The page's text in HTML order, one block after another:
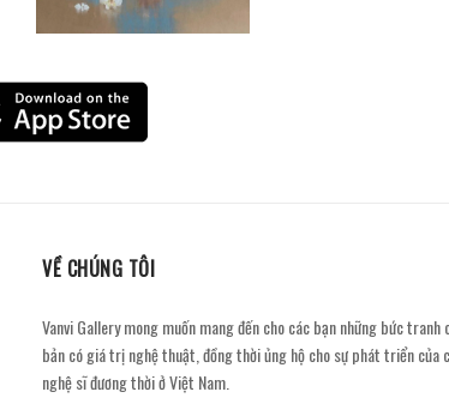
VỀ CHÚNG TÔI
Vanvi Gallery mong muốn mang đến cho các bạn những bức tranh
bản có giá trị nghệ thuật, đồng thời ủng hộ cho sự phát triển của
nghệ sĩ đương thời ở Việt Nam.